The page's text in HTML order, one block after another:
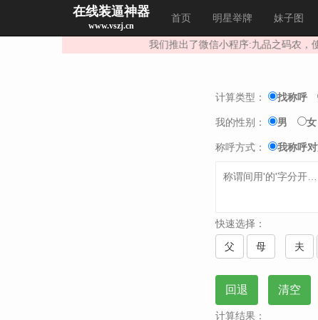
在线装逼神器
www.vszj.cn
首页 明星举牌 妹子图
我们推出了微信小程序:九品之码农，使
计算类型： 找称呼
我的性别： 男 女
称呼方式： 我称呼
快速选择：
父
母 夫
回退 清空
计算结果：